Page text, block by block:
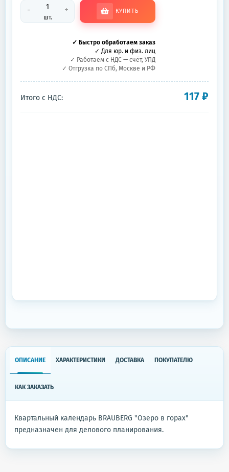
-
шт.
+ КУПИТЬ
✓ Быстро обработаем заказ
✓ Для юр. и физ. лиц
✓ Работаем с НДС — счёт, УПД
✓ Отгрузка по СПб, Москве и РФ
Итого с НДС: 117₽
ОПИСАНИЕ ХАРАКТЕРИСТИКИ ДОСТАВКА ПОКУПАТЕЛЮ
КАК ЗАКАЗАТЬ
Квартальный календарь BRAUBERG "Озеро в горах"
предназначен для делового планирования.